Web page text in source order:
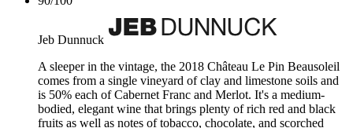
Jeb Dunnuck
A sleeper in the vintage, the 2018 Château Le Pin Beausoleil
comes from a single vineyard of clay and limestone soils and
is 50% each of Cabernet Franc and Merlot. It's a medium-
bodied, elegant wine that brings plenty of rich red and black
fruits as well as notes of tobacco, chocolate, and scorched